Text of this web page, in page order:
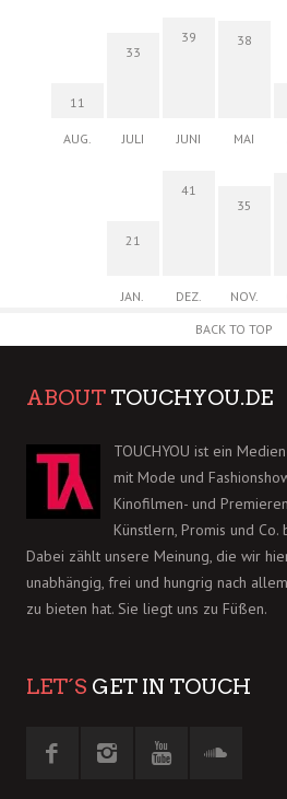
11
AUG.
33
JULI
39
JUNI
38
MAI
21
JAN.
41
DEZ.
35
NOV.
BACK TO TOP
ABOUT TOUCHYOU.DE
TOUCHYOU ist ein
mit Mode und
Kinofilmen- und
Künstlern, Promis und Co.
Dabei zählt unsere Meinung, die wir
unabhängig, frei und hungrig nach
zu bieten hat. Sie liegt uns zu Füßen.
LET´S GET IN TOUCH